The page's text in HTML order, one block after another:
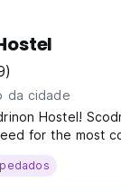
da cidade
Hostel!
for the most
Combining
in XX century,